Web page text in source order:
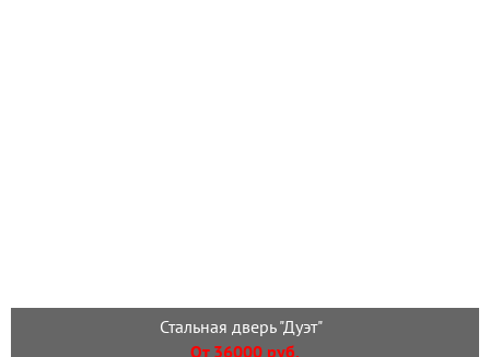
Стальная дверь "Дуэт"
От 36000 руб.